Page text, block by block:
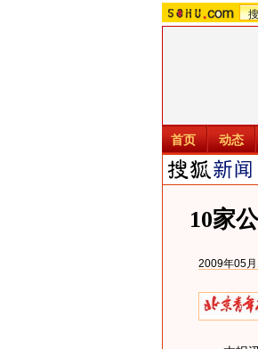
首页 动态
10家
2009年05